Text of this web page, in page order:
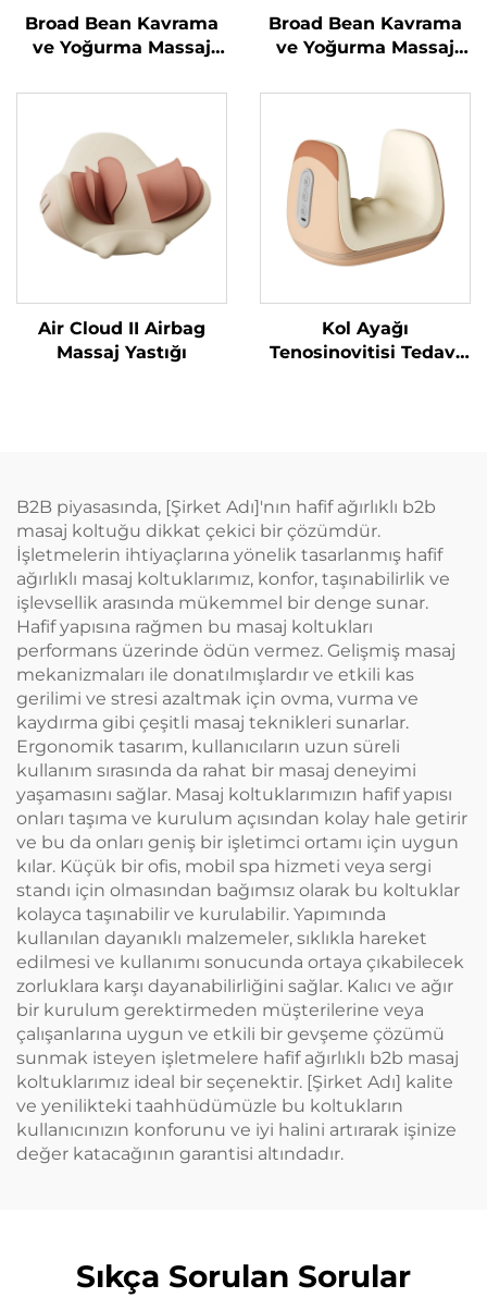
Broad Bean Kavrama
ve Yoğurma Massaj
Broad Bean Kavrama
ve Yoğurma Massaj
Air Cloud II Airbag
Massaj Yastığı
Kol Ayağı
Tenosinovitisi Tedavi
B2B piyasasında, [Şirket Adı]'nın hafif ağırlıklı b2b
masaj koltuğu dikkat çekici bir çözümdür.
İşletmelerin ihtiyaçlarına yönelik tasarlanmış hafif
ağırlıklı masaj koltuklarımız, konfor, taşınabilirlik ve
işlevsellik arasında mükemmel bir denge sunar.
Hafif yapısına rağmen bu masaj koltukları
performans üzerinde ödün vermez. Gelişmiş masaj
mekanizmaları ile donatılmışlardır ve etkili kas
gerilimi ve stresi azaltmak için ovma, vurma ve
kaydırma gibi çeşitli masaj teknikleri sunarlar.
Ergonomik tasarım, kullanıcıların uzun süreli
kullanım sırasında da rahat bir masaj deneyimi
yaşamasını sağlar. Masaj koltuklarımızın hafif yapısı
onları taşıma ve kurulum açısından kolay hale getirir
ve bu da onları geniş bir işletimci ortamı için uygun
kılar. Küçük bir ofis, mobil spa hizmeti veya sergi
standı için olmasından bağımsız olarak bu koltuklar
kolayca taşınabilir ve kurulabilir. Yapımında
kullanılan dayanıklı malzemeler, sıklıkla hareket
edilmesi ve kullanımı sonucunda ortaya çıkabilecek
zorluklara karşı dayanabilirliğini sağlar. Kalıcı ve ağır
bir kurulum gerektirmeden müşterilerine veya
çalışanlarına uygun ve etkili bir gevşeme çözümü
sunmak isteyen işletmelere hafif ağırlıklı b2b masaj
koltuklarımız ideal bir seçenektir. [Şirket Adı] kalite
ve yenilikteki taahhüdümüzle bu koltukların
kullanıcınızın konforunu ve iyi halini artırarak işinize
değer katacağının garantisi altındadır.
Sıkça Sorulan Sorular